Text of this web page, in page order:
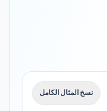
نسخ المثال الكامل